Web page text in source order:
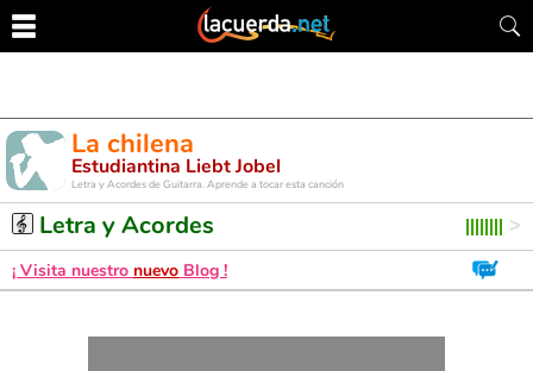
La chilena
Estudiantina Liebt Jobel
Letra y Acordes de Guitarra. Aprende a tocar esta canción
Letra y Acordes
¡ Visita nuestro nuevo Blog !